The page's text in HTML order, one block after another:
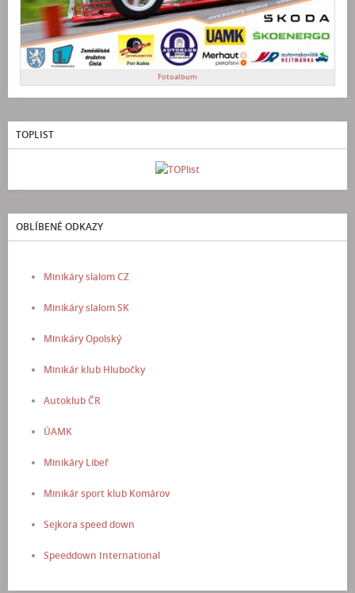
Fotoalbum
TOPLIST
OBLÍBENÉ ODKAZY
Minikáry slalom CZ
Minikáry slalom SK
Minikáry Opolský
Minikár klub Hlubočky
Autoklub ČR
ÚAMK
Minikáry Libeř
Minikár sport klub Komárov
Sejkora speed down
Speeddown International